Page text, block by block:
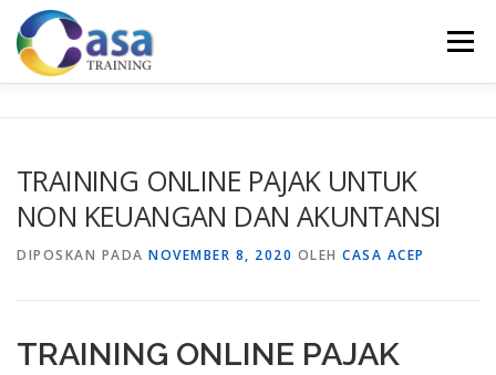
Lompat
konten
Menu
KONTAK KAMI SERTIFIKASI EVALUASI
TRAINING ONLINE PAJAK UNTUK
NON KEUANGAN DAN AKUNTANSI
DIPOSKAN PADA NOVEMBER 8, 2020 OLEH CASA ACEP
TRAINING ONLINE PAJAK